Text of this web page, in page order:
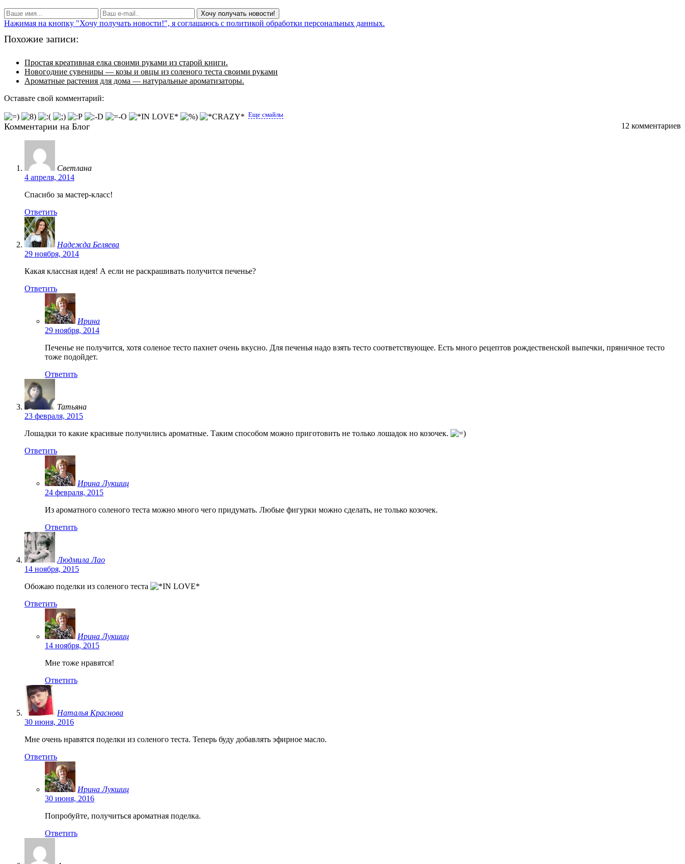
Нажимая на кнопку "Хочу получать новости!", я соглашаюсь с политикой обработки персональных данных.
Похожие записи:
Простая креативная елка своими руками из старой книги.
Новогодние сувениры — козы и овцы из соленого теста своими руками
Ароматные растения для дома — натуральные ароматизаторы.
Оставьте свой комментарий:
Еще смайлы
Комментарии на Блог 12 комментариев
Светлана
4 апреля, 2014
Спасибо за мастер-класс!
Ответить
Надежда Беляева
29 ноября, 2014
Какая классная идея! А если не раскрашивать получится печенье?
Ответить
Ирина
29 ноября, 2014
Печенье не получится, хотя соленое тесто пахнет очень вкусно. Для печенья надо взять тесто соответствующее. Есть много рецептов рождественской выпечки, пряничное тесто
тоже подойдет.
Ответить
Татьяна
23 февраля, 2015
Лошадки то какие красивые получились ароматные. Таким способом можно приготовить не только лошадок но козочек.
Ответить
Ирина Лукшиц
24 февраля, 2015
Из ароматного соленого теста можно много чего придумать. Любые фигурки можно сделать, не только козочек.
Ответить
Людмила Лао
14 ноября, 2015
Обожаю поделки из соленого теста
Ответить
Ирина Лукшиц
14 ноября, 2015
Мне тоже нравятся!
Ответить
Наталья Краснова
30 июня, 2016
Мне очень нравятся поделки из соленого теста. Теперь буду добавлять эфирное масло.
Ответить
Ирина Лукшиц
30 июня, 2016
Попробуйте, получиться ароматная поделка.
Ответить